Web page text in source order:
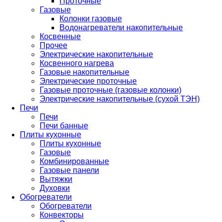
Газовые
Колонки газовые
Водонагреватели накопительные
Косвенные
Прочее
Электрические накопительные
Косвенного нагрева
Газовые накопительные
Электрические проточные
Газовые проточные (газовые колонки)
Электрические накопительные (сухой ТЭН)
Печи
Печи
Печи банные
Плиты кухонные
Плиты кухонные
Газовые
Комбинированные
Газовые панели
Вытяжки
Духовки
Обогреватели
Обогреватели
Конвекторы